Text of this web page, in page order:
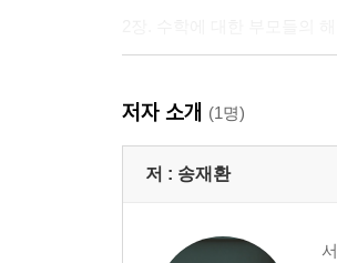
내가 수학을 못했으니 당연
수학은 타고난 재능이 있어
02 선행 학습, 아이의 수학을
05 깨끗한 교과서와 수학 실
저자 소개 (1명)
저 : 송재환